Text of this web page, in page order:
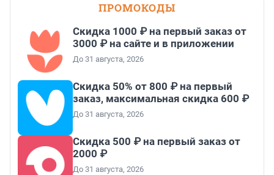
ПРОМОКОДЫ
Скидка 1000 ₽ на первый заказ от
3000 ₽ на сайте и в приложении
До 31 августа, 2026
Скидка 50% от 800 ₽ на первый
заказ, максимальная скидка 600 ₽
До 31 августа, 2026
Скидка 500 ₽ на первый заказ от
2000 ₽
До 31 августа, 2026